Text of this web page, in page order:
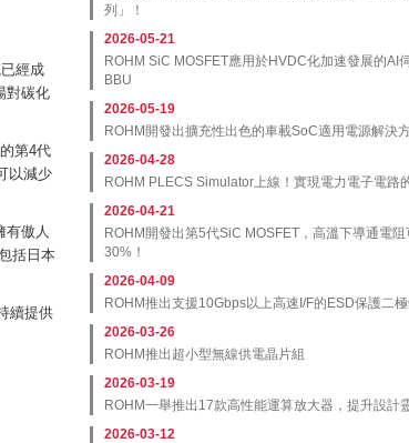
經成
對碳化
第4代
以減少
有傲人
括日本
續提供
列」！
2026-05-21
ROHM SiC MOSFET應用於HVDC化加速發展的AI
BBU
2026-05-19
ROHM開發出擴充性出色的車載SoC適用電源解決
2026-04-28
ROHM PLECS Simulator上線！實現電力電子電路
2026-04-21
ROHM開發出第5代SiC MOSFET，高溫下導通電阻
30%！
2026-04-09
ROHM推出支援10Gbps以上高速I/F的ESD保護二
2026-03-26
ROHM推出超小型無線供電晶片組
2026-03-19
ROHM一舉推出17款高性能運算放大器，提升設計
2026-03-12